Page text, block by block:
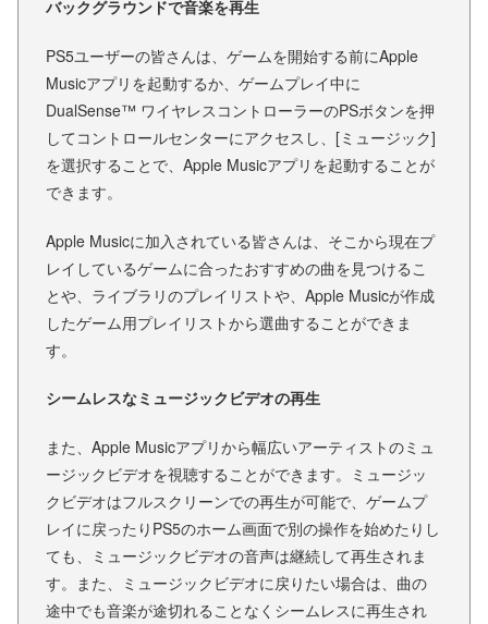
バックグラウンドで音楽を再生
PS5ユーザーの皆さんは、ゲームを開始する前にApple
Musicアプリを起動するか、ゲームプレイ中に
DualSense™ ワイヤレスコントローラーのPSボタンを押
してコントロールセンターにアクセスし、[ミュージック]
を選択することで、Apple Musicアプリを起動することが
できます。
Apple Musicに加入されている皆さんは、そこから現在プ
レイしているゲームに合ったおすすめの曲を見つけるこ
とや、ライブラリのプレイリストや、Apple Musicが作成
したゲーム用プレイリストから選曲することができま
す。
シームレスなミュージックビデオの再生
また、Apple Musicアプリから幅広いアーティストのミュ
ージックビデオを視聴することができます。ミュージッ
クビデオはフルスクリーンでの再生が可能で、ゲームプ
レイに戻ったりPS5のホーム画面で別の操作を始めたりし
ても、ミュージックビデオの音声は継続して再生されま
す。また、ミュージックビデオに戻りたい場合は、曲の
途中でも音楽が途切れることなくシームレスに再生され